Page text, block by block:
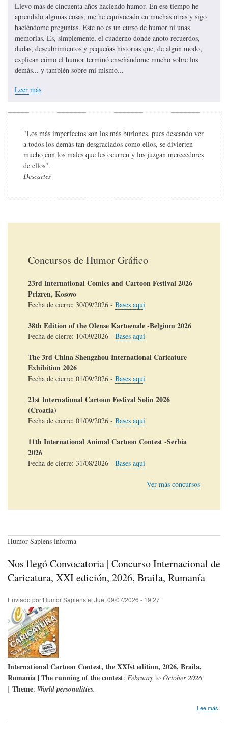
Llevo más de cincuenta años haciendo humor. En ese tiempo he
aprendido algunas cosas, me he equivocado en muchas otras y sigo
haciéndome preguntas. Este no es un curso de humor ni unas
memorias. Es, simplemente, el cuaderno donde anoto recuerdos,
dudas, descubrimientos y pequeñas historias que, de algún modo,
explican cómo el humor terminó enseñándome mucho sobre los
demás... y también sobre mí mismo...
Leer más
"Los más imperfectos son los más burlones, pues deseando ver
a todos los demás tan desgraciados como ellos, se divierten
mucho con los males que les ocurren y los juzgan merecedores
de ellos".
Descartes
Concursos de Humor Gráfico
23rd International Comics and Cartoon Festival 2026
Prizren, Kosovo
Fecha de cierre: 30/09/2026 - Bases aquí
38th Edition of the Olense Kartoenale -Belgium 2026
Fecha de cierre: 10/09/2026 - Bases aquí
The 3rd China Shengzhou International Caricature
Exhibition 2026
Fecha de cierre: 01/09/2026 - Bases aquí
21st International Cartoon Festival Solin 2026
(Croatia)
Fecha de cierre: 01/09/2026 - Bases aquí
11th International Animal Cartoon Contest -Serbia
2026
Fecha de cierre: 31/08/2026 - Bases aquí
Ver más concursos
Humor Sapiens informa
Nos llegó Convocatoria | Concurso Internacional de
Caricatura, XXI edición, 2026, Braila, Rumanía
Enviado por Humor Sapiensel Jue, 09/07/2026 - 19:27
International Cartoon Contest, the XXIstedition, 2026, Braila,
Romania | The running of the contest: February to October 2026
| Theme: World personalities.
Lee más